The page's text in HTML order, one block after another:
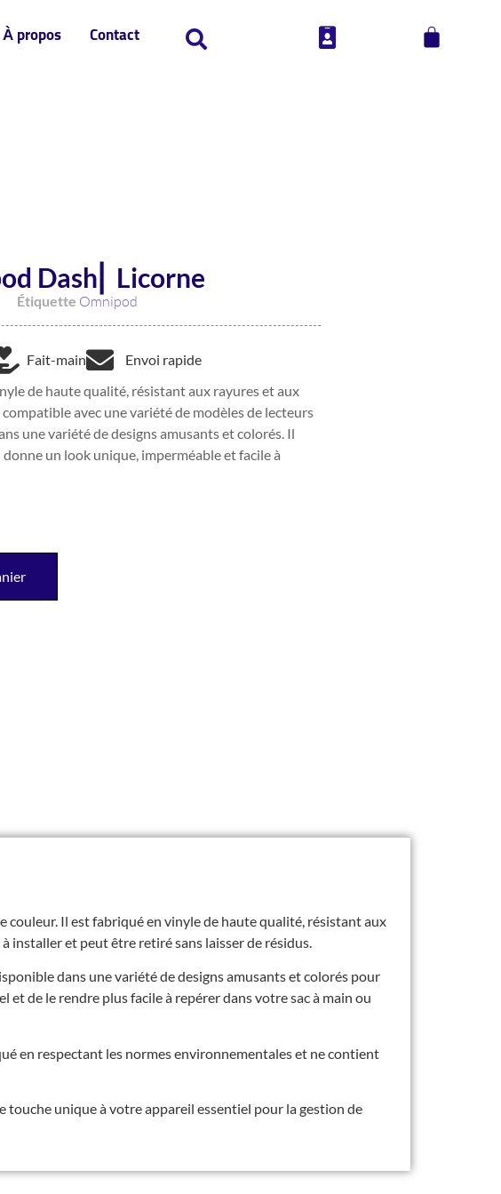
À propos Contact
Dash⎜ Licorne
Étiquette Omnipod
Fait-main
Envoi rapide
de haute qualité, résistant aux rayures et aux
avec une variété de modèles de lecteurs
une variété de designs amusants et colorés. Il
un look unique, imperméable et facile à
Il est fabriqué en vinyle de haute qualité, résistant aux
installer et peut être retiré sans laisser de résidus.
dans une variété de designs amusants et colorés pour
de le rendre plus facile à repérer dans votre sac à main ou
en respectant les normes environnementales et ne contient
unique à votre appareil essentiel pour la gestion de